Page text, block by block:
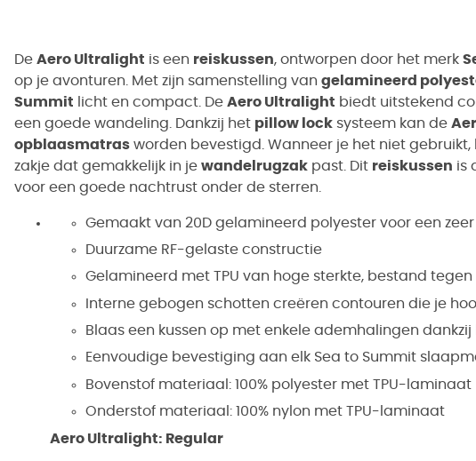
De Aero Ultralight is een reiskussen, ontworpen door het merk
op je avonturen. Met zijn samenstelling van gelamineerd
Summit licht en compact. De Aero Ultralight biedt uitstekend
een goede wandeling. Dankzij het pillow lock systeem kan de
opblaasmatras worden bevestigd. Wanneer je het niet gebruikt,
zakje dat gemakkelijk in je wandelrugzak past. Dit reiskussen is
voor een goede nachtrust onder de sterren.
Gemaakt van 20D gelamineerd polyester voor een
Duurzame RF-gelaste constructie
Gelamineerd met TPU van hoge sterkte, bestand
Interne gebogen schotten creëren contouren die je
Blaas een kussen op met enkele ademhalingen
Eenvoudige bevestiging aan elk Sea to Summit
Bovenstof materiaal: 100% polyester met TPU-laminaat
Onderstof materiaal: 100% nylon met TPU-laminaat
Aero Ultralight: Regular